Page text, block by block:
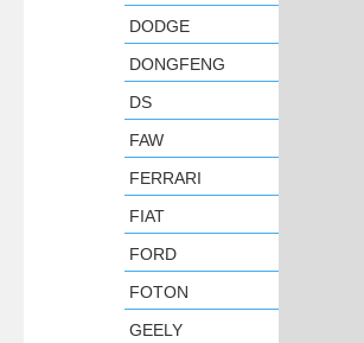
DODGE
DONGFENG
DS
FAW
FERRARI
FIAT
FORD
FOTON
GEELY